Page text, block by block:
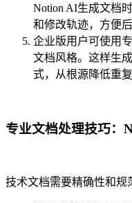
Notion AI生成文档
和修改轨迹，方便后
企业版用户可使用
文档风格。这样生
式，从根源降低重复
专业文档处理技巧：
技术文档需要精确性和规